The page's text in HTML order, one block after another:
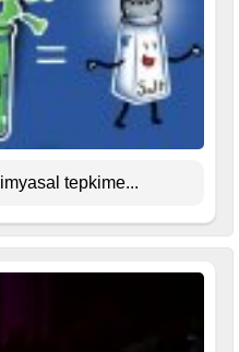
tepkime...